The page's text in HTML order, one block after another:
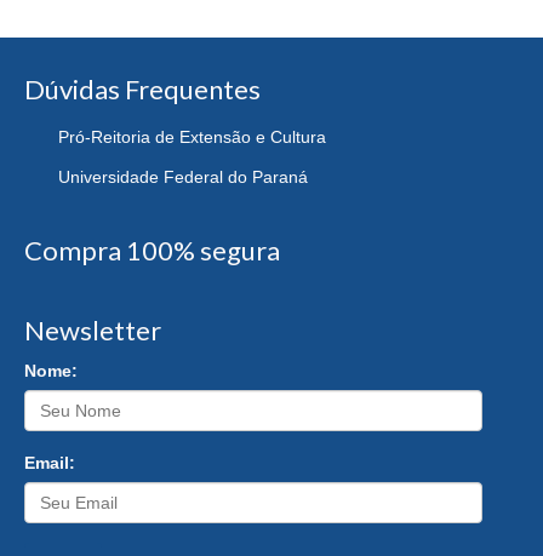
Dúvidas Frequentes
Pró-Reitoria de Extensão e Cultura
Universidade Federal do Paraná
Compra 100% segura
Newsletter
Nome:
Email: